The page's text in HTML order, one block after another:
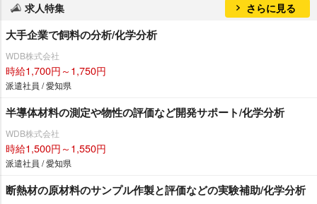
求人特集 さらに見る
大手企業で飼料の分析/化学分析
WDB株式会社
時給1,700円～1,750円
派遣社員 / 愛知県
半導体材料の測定や物性の評価など開発サポート/化学分析
WDB株式会社
時給1,500円～1,550円
派遣社員 / 愛知県
断熱材の原材料のサンプル作製と評価などの実験補助/化学分析